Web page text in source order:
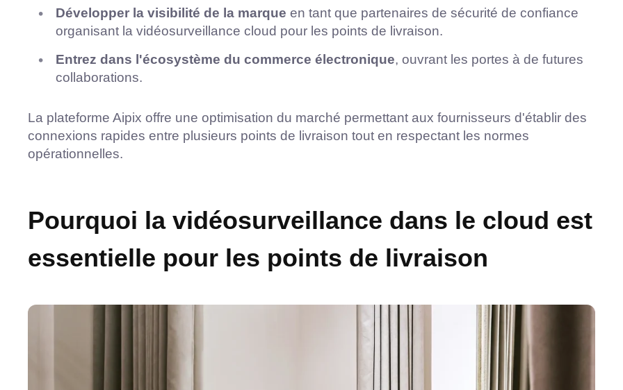
Développer la visibilité de la marque en tant que partenaires de sécurité de confiance
organisant la vidéosurveillance cloud pour les points de livraison.
Entrez dans l'écosystème du commerce électronique, ouvrant les portes à de futures
collaborations.
La plateforme Aipix offre une optimisation du marché permettant aux fournisseurs d'établir des
connexions rapides entre plusieurs points de livraison tout en respectant les normes
opérationnelles.
Pourquoi la vidéosurveillance dans le cloud est
essentielle pour les points de livraison